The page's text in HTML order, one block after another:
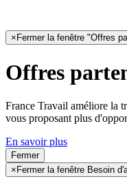
× Fermer la fenêtre "Offres
Offres
France Travail améliore la
vous proposant plus
En savoir plus
Fermer
× Fermer la fenêtre Besoin